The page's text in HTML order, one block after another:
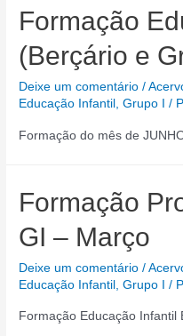
Formação
(Berçário e
Deixe um comentário /
Educação Infantil
,Grupo I /
Formação do mês de
Formação
GI – Março
Deixe um comentário /
Educação Infantil ,Grupo I /
Formação Educação Infantil